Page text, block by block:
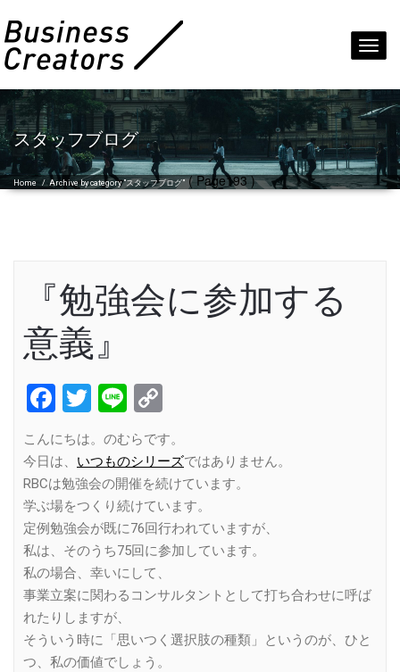
スタッフブログ
Home /Archive by category "スタッフブログ"( Page193 )
『勉強会に参加する
意義』
Facebook
Twitter
Line
Link
こんにちは。のむらです。
今日は、 いつものシリーズではありません。
RBCは勉強会の開催を続けています。
学ぶ場をつくり続けています。
定例勉強会が既に76回行われていますが、
私は、そのうち75回に参加しています。
私の場合、幸いにして、
事業立案に関わるコンサルタントとして打ち合わせに呼ば
れたりしますが、
そういう時に「思いつく選択肢の種類」というのが、ひと
つ、私の価値でしょう。